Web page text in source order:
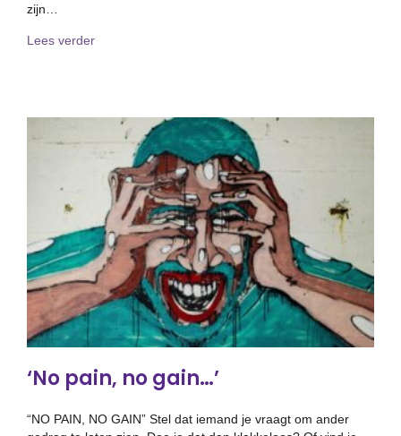
zijn…
Lees verderabout Hoe (de)motiveer jij je medewerkers?
‘No pain, no gain…’
“NO PAIN, NO GAIN” Stel dat iemand je vraagt om ander